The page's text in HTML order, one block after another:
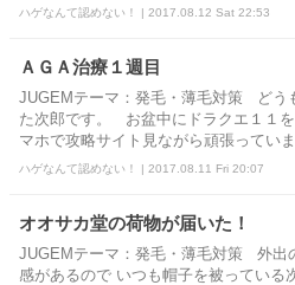
ハゲなんて認めない！ | 2017.08.12 Sat 22:53
ＡＧＡ治療１週目
JUGEMテーマ：発毛・薄毛対策 どう
た次郎です。 お盆中にドラクエ１１
マホで攻略サイト見ながら頑張ってい
ハゲなんて認めない！ | 2017.08.11 Fri 20:07
オオサカ堂の荷物が届いた！
JUGEMテーマ：発毛・薄毛対策 外出
感があるので いつも帽子を被ってい